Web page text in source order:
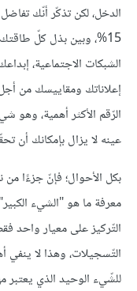
الدخل، لكن تذكّر أنّك
15%، وبين بذل كلّ
الشبكات الاجتماعية،
إعلاناتك ومقاييسك من
الرّقم الأكثر أهمية، وهو
عينه لا يزال بإمكانك أن
بكل الأحوال؛ فإنّ جزءًا
معرفة ما هو "الشيء
التّركيز على معيار واحد
التّسجيلات، وهذا لا ينفي
للشّيء الوحيد الذي يعتبر